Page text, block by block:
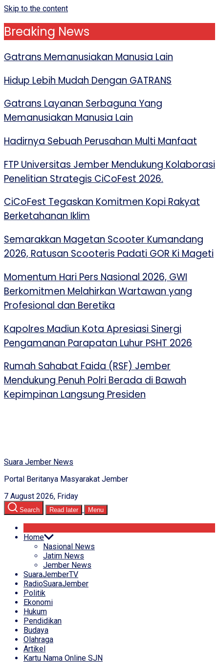
Skip to the content
Breaking News
Gatrans Memanusiakan Manusia Lain
Hidup Lebih Mudah Dengan GATRANS
Gatrans Layanan Serbaguna Yang
Memanusiakan Manusia Lain
Hadirnya Sebuah Perusahan Multi Manfaat
FTP Universitas Jember Mendukung Kolaborasi
Penelitian Strategis CiCoFest 2026.
CiCoFest Tegaskan Komitmen Kopi Rakyat
Berketahanan Iklim
Semarakkan Magetan Scooter Kumandang
2026, Ratusan Scooteris Padati GOR Ki Mageti
Momentum Hari Pers Nasional 2026, GWI
Berkomitmen Melahirkan Wartawan yang
Profesional dan Beretika
Kapolres Madiun Kota Apresiasi Sinergi
Pengamanan Parapatan Luhur PSHT 2026
Rumah Sahabat Faida (RSF) Jember
Mendukung Penuh Polri Berada di Bawah
Kepimpinan Langsung Presiden
Suara Jember News
Portal Beritanya Masyarakat Jember
7 August 2026, Friday
Search Read later Menu
Home
Nasional News
Jatim News
Jember News
SuaraJemberTV
RadioSuaraJember
Politik
Ekonomi
Hukum
Pendidikan
Budaya
Olahraga
Artikel
Kartu Nama Online SJN